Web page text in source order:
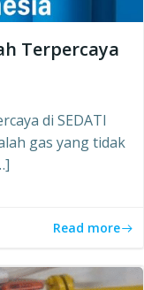
Terpercaya
di SEDATI
gas yang tidak
Read more